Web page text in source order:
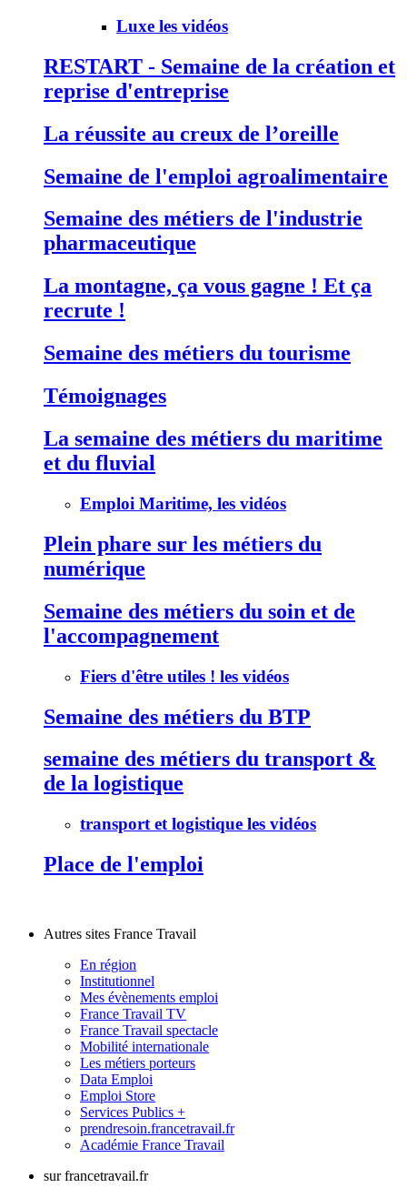
Luxe les vidéos
RESTART - Semaine de la création et
reprise d'entreprise
La réussite au creux de l’oreille
Semaine de l'emploi agroalimentaire
Semaine des métiers de l'industrie
pharmaceutique
La montagne, ça vous gagne ! Et ça
recrute !
Semaine des métiers du tourisme
Témoignages
La semaine des métiers du maritime
et du fluvial
Emploi Maritime, les vidéos
Plein phare sur les métiers du
numérique
Semaine des métiers du soin et de
l'accompagnement
Fiers d'être utiles ! les vidéos
Semaine des métiers du BTP
semaine des métiers du transport &
de la logistique
transport et logistique les vidéos
Place de l'emploi
Autres sites France Travail
En région
Institutionnel
Mes évènements emploi
France Travail TV
France Travail spectacle
Mobilité internationale
Les métiers porteurs
Data Emploi
Emploi Store
Services Publics +
prendresoin.francetravail.fr
Académie France Travail
sur francetravail.fr